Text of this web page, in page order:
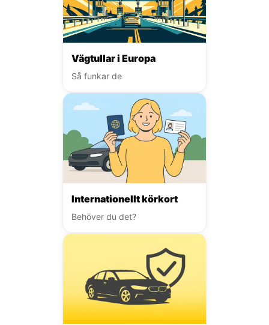
Vägtullar i Europa
Så funkar de
Internationellt körkort
Behöver du det?